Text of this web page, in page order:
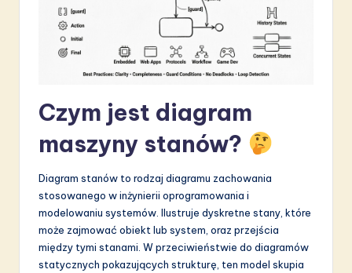
wCzym jest diagram
maszyny stanów?
Diagram stanów to rodzaj diagramu zachowania
stosowanego w inżynierii oprogramowania i
modelowaniu systemów. Ilustruje dyskretne stany, które
może zajmować obiekt lub system, oraz przejścia
między tymi stanami. W przeciwieństwie do diagramów
statycznych pokazujących strukturę, ten model skupia